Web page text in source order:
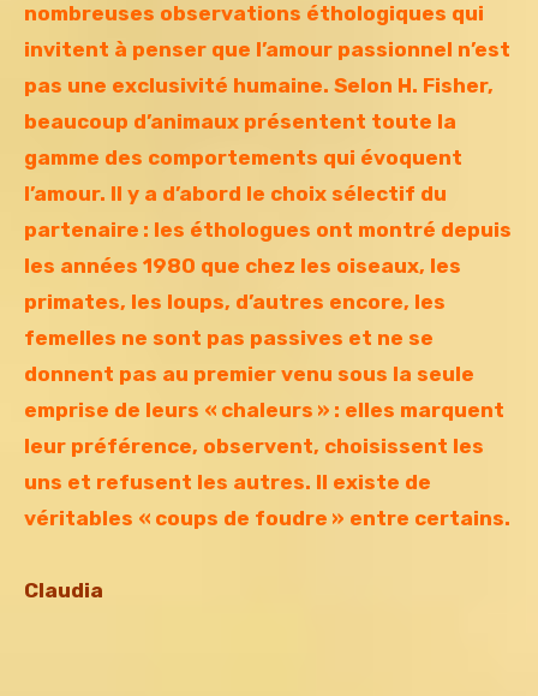
nombreuses observations éthologiques qui
invitent à penser que l’amour passionnel n’est
pas une exclusivité humaine. Selon H. Fisher,
beaucoup d’animaux présentent toute la
gamme des comportements qui évoquent
l’amour. Il y a d’abord le choix sélectif du
partenaire : les éthologues ont montré depuis
les années 1980 que chez les oiseaux, les
primates, les loups, d’autres encore, les
femelles ne sont pas passives et ne se
donnent pas au premier venu sous la seule
emprise de leurs « chaleurs » : elles marquent
leur préférence, observent, choisissent les
uns et refusent les autres. Il existe de
véritables « coups de foudre » entre certains.
Claudia